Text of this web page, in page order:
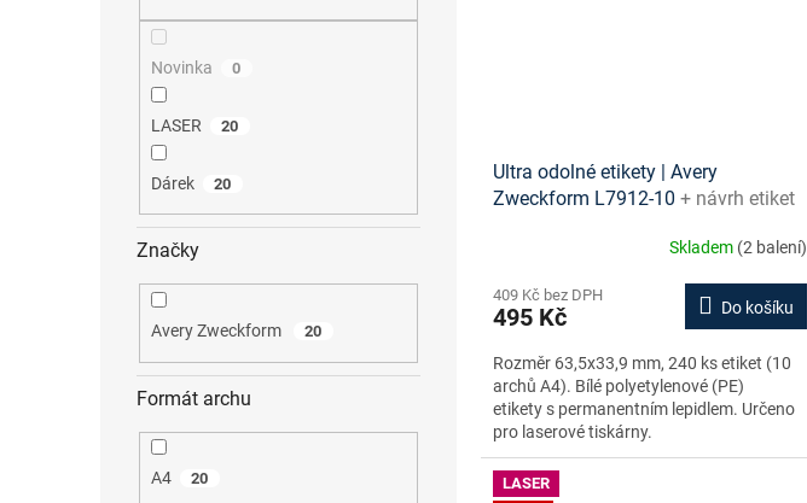
Novinka 0
LASER 20
Dárek 20
Značky
Avery Zweckform 20
Formát archu
A4 20
Ultra odolné etikety | Avery
Zweckform L7912-10 + návrh etiket
Skladem (2 balení)
409 Kč bez DPH
495 Kč Do košíku
Rozměr 63,5x33,9 mm, 240 ks etiket (10
archů A4). Bílé polyetylenové (PE)
etikety s permanentním lepidlem. Určeno
pro laserové tiskárny.
LASER